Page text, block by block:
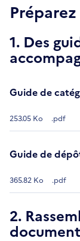
1. Des
Guide de
253.05 Ko .pdf
Guide de
365.82 Ko .pdf
2.